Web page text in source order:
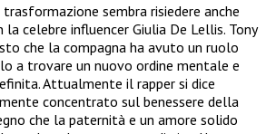
sembra risiedere anche
celebre influencer Giulia De Lellis. Tony
che la compagna ha avuto un ruolo
a trovare un nuovo ordine mentale e
Attualmente il rapper si dice
concentrato sul benessere della
che la paternità e un amore solido